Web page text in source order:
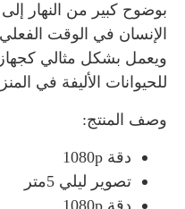
بوضوح كبير من النهار
الإنسان في الوقت الفعلي
ويعمل بشكل مثالي كجهاز
للحيوانات الأليفة في
وصف المنتج:
دقة 1080p
تصوير ليلي 5متر
دقة 1080p